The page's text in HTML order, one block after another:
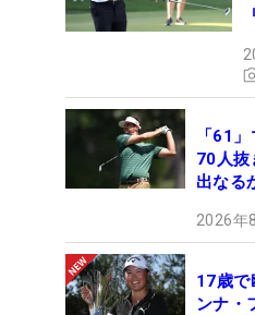
「61
70人
出なる
2026年
17歳で
ンナ・